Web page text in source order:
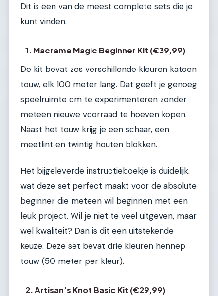
Dit is een van de meest complete sets die je
kunt vinden.
1. Macrame Magic Beginner Kit (€39,99)
De kit bevat zes verschillende kleuren katoen
touw, elk 100 meter lang. Dat geeft je genoeg
speelruimte om te experimenteren zonder
meteen nieuwe voorraad te hoeven kopen.
Naast het touw krijg je een schaar, een
meetlint en twintig houten blokken.
Het bijgeleverde instructieboekje is duidelijk,
wat deze set perfect maakt voor de absolute
beginner die meteen wil beginnen met een
leuk project. Wil je niet te veel uitgeven, maar
wel kwaliteit? Dan is dit een uitstekende
keuze. Deze set bevat drie kleuren hennep
touw (50 meter per kleur).
2. Artisan’s Knot Basic Kit (€29,99)